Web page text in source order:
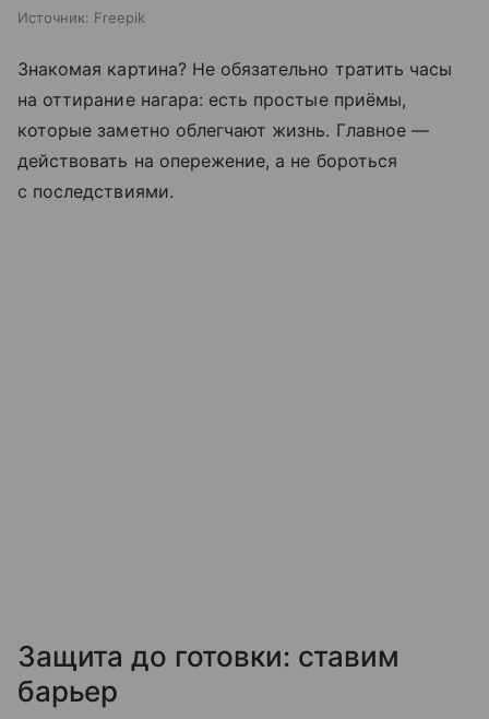
Источник: Freepik
Знакомая картина? Не обязательно тратить часы
на оттирание нагара: есть простые приёмы,
которые заметно облегчают жизнь. Главное —
действовать на опережение, а не бороться
с последствиями.
Защита до готовки: ставим
барьер